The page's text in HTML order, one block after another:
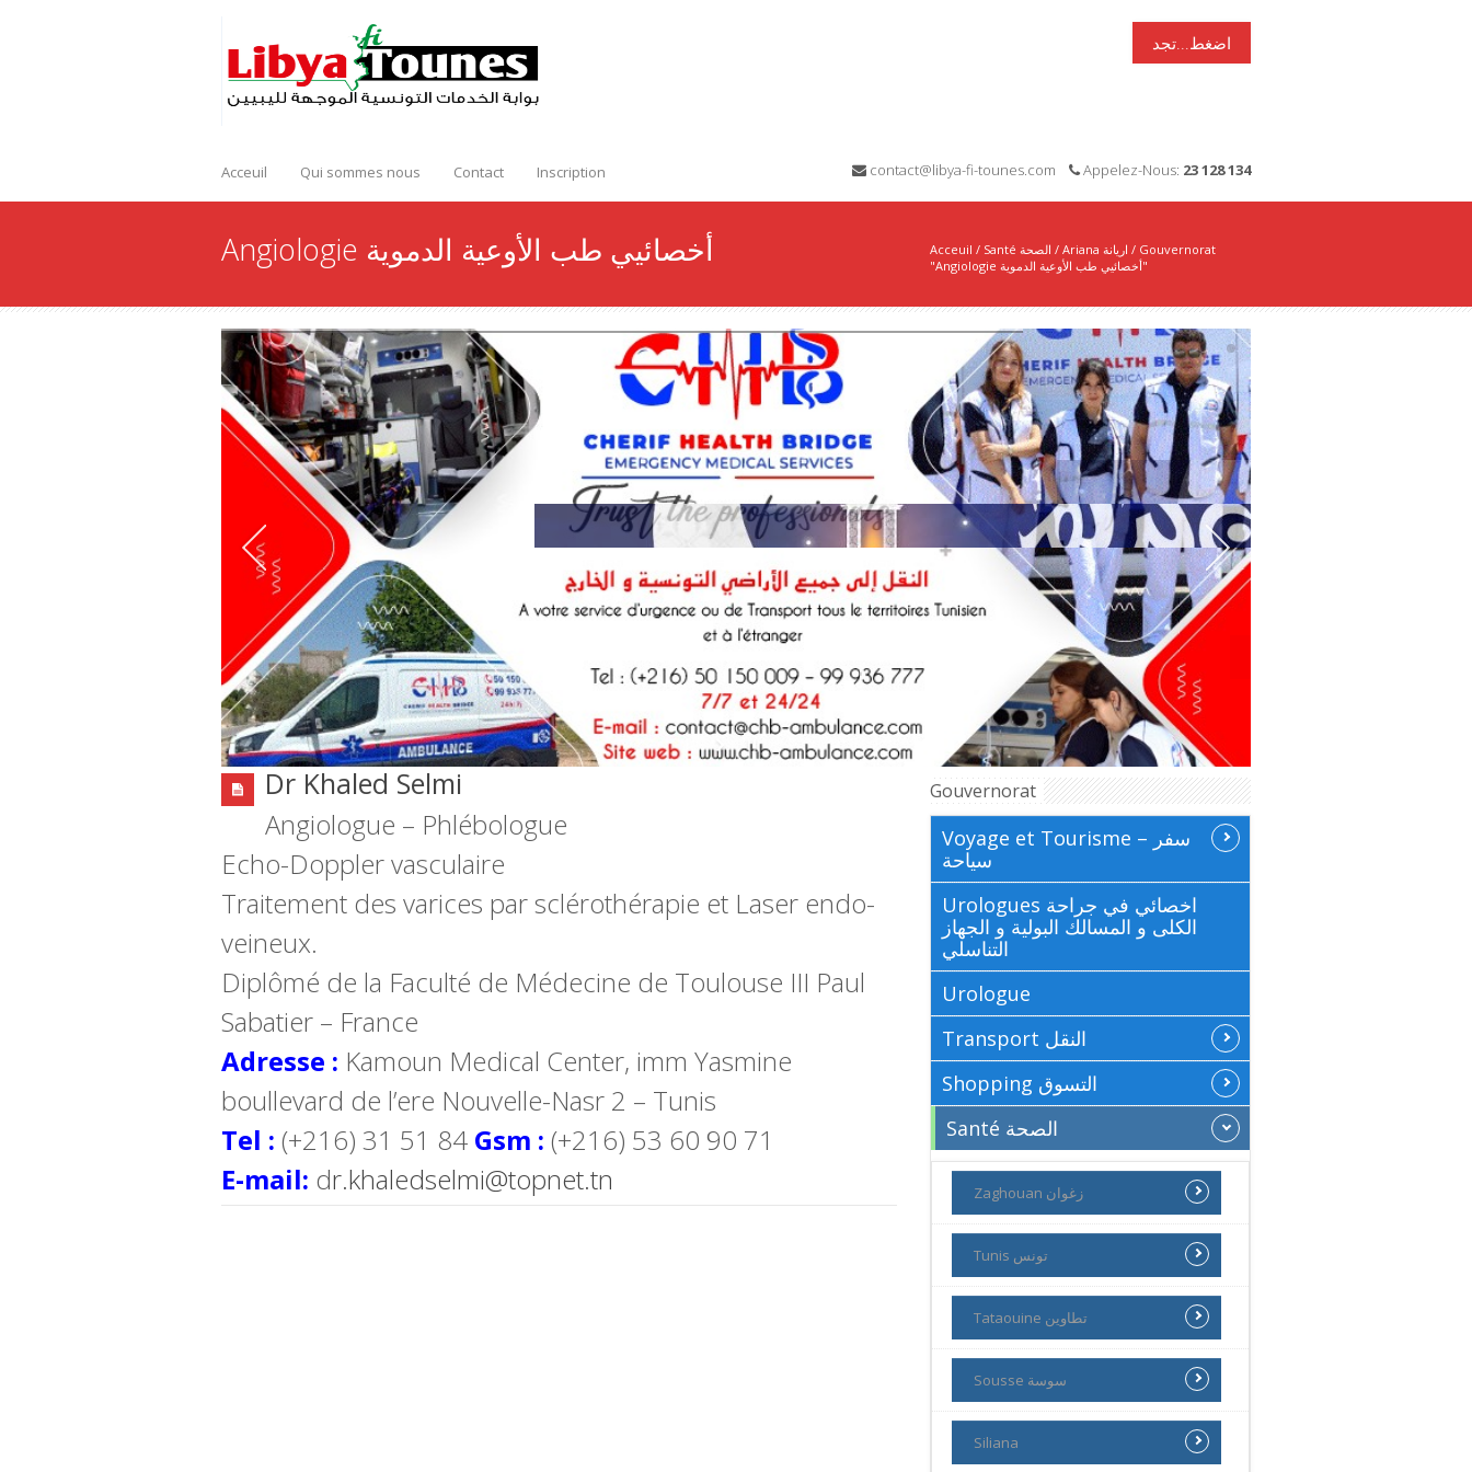
اضغط...تجد
Acceuil Qui sommes nous Contact Inscription contact@libya-fi-tounes.com Appelez-Nous: 23 128 134
Angiologie أخصائيي طب الأوعية الدموية Acceuil / Santé الصحة / Ariana اريانة / Gouvernorat
"Angiologie أخصائيي طب الأوعية الدموية"
Dr Khaled Selmi
Angiologue – Phlébologue
Echo-Doppler vasculaire
Traitement des varices par sclérothérapie et Laser endo-
veineux.
Diplômé de la Faculté de Médecine de Toulouse III Paul
Sabatier – France
Adresse : Kamoun Medical Center, imm Yasmine
boullevard de l’ere Nouvelle-Nasr 2 – Tunis
Tel : (+216) 31 51 84 Gsm : (+216) 53 60 90 71
E-mail: dr.khaledselmi@topnet.tn
Gouvernorat
Voyage et Tourisme سفر –
سياحة
Urologues اخصائي في جراحة
الكلى و المسالك البولية و الجهاز
التناسلي
Urologue
Transport النقل
Shopping التسوق
Santé الصحة
Zaghouan زغوان
Tunis تونس
Tataouine تطاوين
Sousse سوسة
Siliana